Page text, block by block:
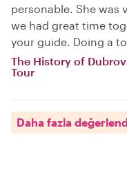
personable. She was
we had great time
your guide. Doing a
The History of
Tour
Daha fazla